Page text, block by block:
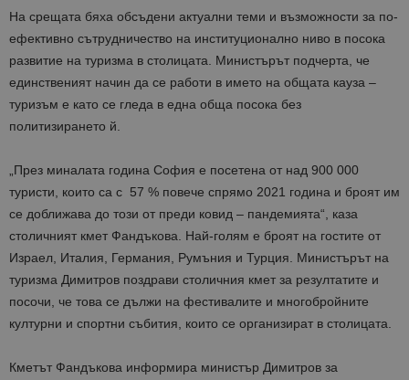
На срещата бяха обсъдени актуални теми и възможности за по-
ефективно сътрудничество на институционално ниво в посока
развитие на туризма в столицата. Министърът подчерта, че
единственият начин да се работи в името на общата кауза –
туризъм е като се гледа в една обща посока без
политизирането й.
„През миналата година София е посетена от над 900 000
туристи, които са с 57 % повече спрямо 2021 година и броят им
се доближава до този от преди ковид – пандемията“, каза
столичният кмет Фандъкова. Най-голям е броят на гостите от
Израел, Италия, Германия, Румъния и Турция. Министърът на
туризма Димитров поздрави столичния кмет за резултатите и
посочи, че това се дължи на фестивалите и многобройните
културни и спортни събития, които се организират в столицата.
Кметът Фандъкова информира министър Димитров за